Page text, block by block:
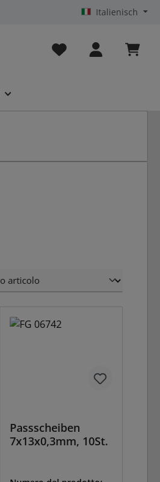
Italienisch
Hai 0 articoli nella
Passscheiben
7x13x0,3mm, 10St.